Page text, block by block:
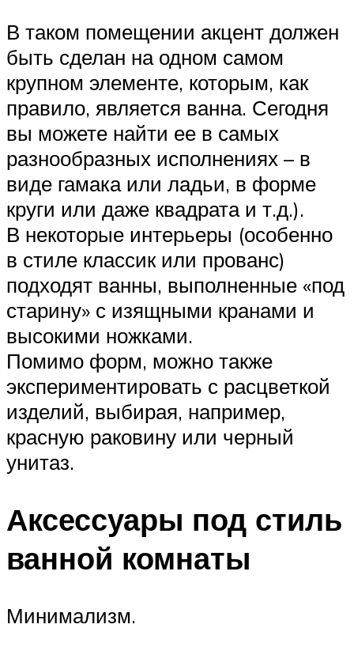
В таком помещении акцент должен
быть сделан на одном самом
крупном элементе, которым, как
правило, является ванна. Сегодня
вы можете найти ее в самых
разнообразных исполнениях – в
виде гамака или ладьи, в форме
круги или даже квадрата и т.д.).
В некоторые интерьеры (особенно
в стиле классик или прованс)
подходят ванны, выполненные «под
старину» с изящными кранами и
высокими ножками.
Помимо форм, можно также
экспериментировать с расцветкой
изделий, выбирая, например,
красную раковину или черный
унитаз.
Аксессуары под стиль
ванной комнаты
Минимализм.